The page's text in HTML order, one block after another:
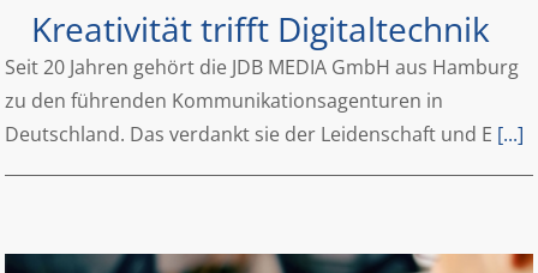
Kreativität trifft Digitaltechnik
Seit 20 Jahren gehört die JDB MEDIA GmbH aus Hamburg
zu den führenden Kommunikationsagenturen in
Deutschland. Das verdankt sie der Leidenschaft und E [...]